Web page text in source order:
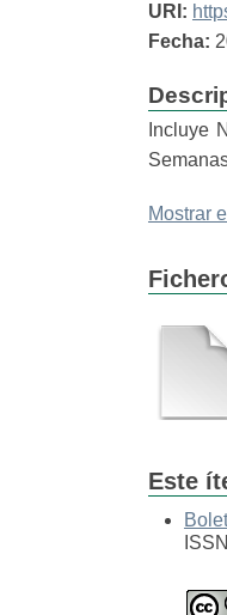
URI:
Fecha:
Incluye
Mostrar
Este